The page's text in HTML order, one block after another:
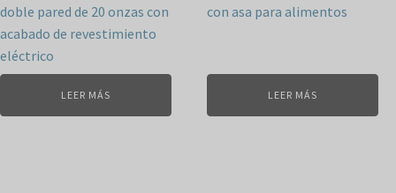
doble pared de 20 onzas con
acabado de revestimiento
eléctrico
LEER MÁS
con asa para alimentos
LEER MÁS